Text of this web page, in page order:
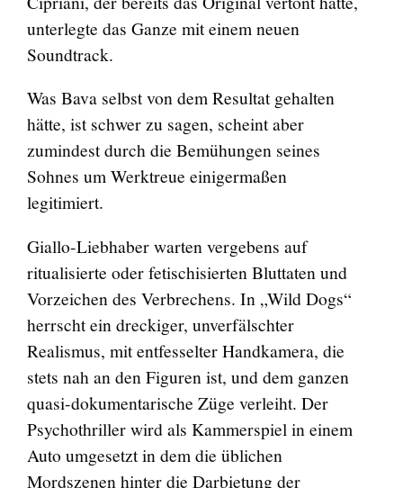
unterlegte das Ganze mit einem neuen
Soundtrack.
Was Bava selbst von dem Resultat gehalten
hätte, ist schwer zu sagen, scheint aber
zumindest durch die Bemühungen seines
Sohnes um Werktreue einigermaßen
legitimiert.
Giallo-Liebhaber warten vergebens auf
ritualisierte oder fetischisierten Bluttaten und
Vorzeichen des Verbrechens. In „Wild Dogs“
herrscht ein dreckiger, unverfälschter
Realismus, mit entfesselter Handkamera, die
stets nah an den Figuren ist, und dem ganzen
quasi-dokumentarische Züge verleiht. Der
Psychothriller wird als Kammerspiel in einem
Auto umgesetzt in dem die üblichen
Mordszenen hinter die Darbietung der